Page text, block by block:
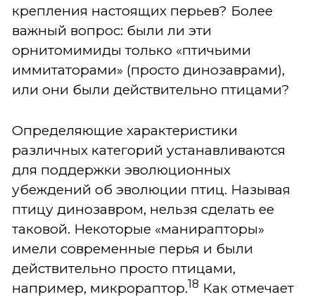
крепления настоящих перьев? Более
важный вопрос: были ли эти
орнитомимиды только «птичьими
иммитаторами» (просто динозаврами),
или они были действительно птицами?
Определяющие характеристики
различных категорий устанавливаются
для поддержки эволюционных
убеждений об эволюции птиц. Называя
птицу динозавром, нельзя сделать ее
таковой. Некоторые «манирапторы»
имели современные перья и были
действительно просто птицами,
например, микрораптор.18 Как отмечает